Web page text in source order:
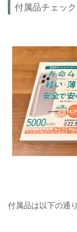
付属品チェッ
付属品は以下の通